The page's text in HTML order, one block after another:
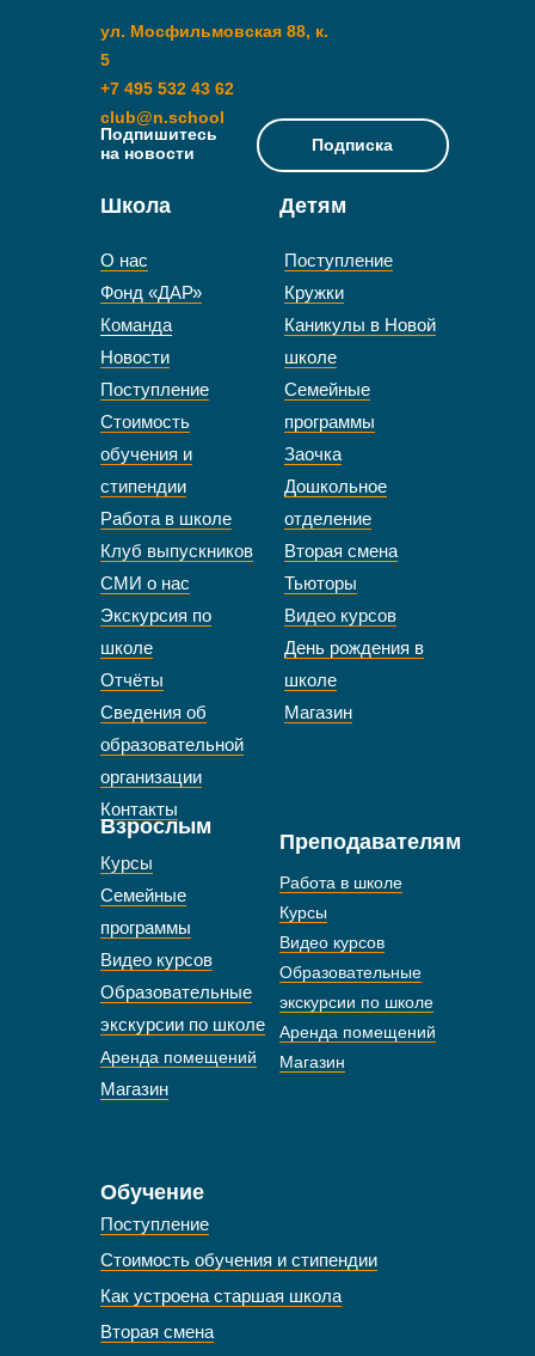
Школа Детям
О нас
Фонд «ДАР»
Команда
Новости
Поступление
Стоимость
обучения и
стипендии
Работа в школе
Клуб выпускников
СМИ о нас
Экскурсия по
школе
Отчёты
Сведения об
образовательной
организации
Контакты
Поступление
Кружки
Каникулы в Новой
школе
Семейные
программы
Заочка
Дошкольное
отделение
Вторая смена
Тьюторы
Видео курсов
День рождения в
школе
Магазин
Взрослым
Подписка
Подпишитесь
на новости
Обучение
Курсы
Семейные
программы
Видео курсов
Образовательные
экскурсии по школе
Аренда помещений
Магазин
Преподавателям
Работа в школе
Курсы
Видео курсов
Образовательные
экскурсии по школе
Аренда помещений
Магазин
Поступление
Стоимость обучения и стипендии
Как устроена старшая школа
Вторая смена
ул. Мосфильмовская 88, к.
5
+7 495 532 43 62
club@n.school